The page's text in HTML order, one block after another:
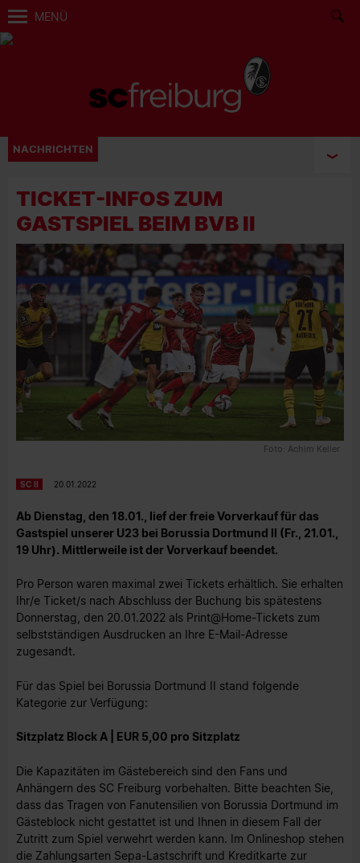
MENÜ
NACHRICHTEN
TICKET-INFOS ZUM
GASTSPIEL BEIM BVB II
Foto: Achim Keller
SC II 20.01.2022
Ab Dienstag, den 18.01. , lief der freie Vorverkauf für das
Gastspiel unserer U23 bei Borussia Dortmund II (Fr., 21.01.,
19 Uhr). Mittlerweile ist der Vorverkauf beendet.
Pro Person waren maximal zwei Tickets erhältlich. Sie erhalten
Ihr/e Ticket/s nach Abschluss der Buchung bis spätestens
Donnerstag, den 20.01.2022 als Print@Home-Tickets zum
selbstständigen Ausdrucken an Ihre E-Mail-Adresse
zugesandt.
Für das Spiel bei Borussia Dortmund II stand folgende
Kategorie zur Verfügung:
Sitzplatz Block A | EUR 5,00 pro Sitzplatz
Die Kapazitäten im Gästebereich sind den Fans und
Anhängern des SC Freiburg vorbehalten. Bitte beachten Sie,
dass das Tragen von Fanutensilien von Borussia Dortmund im
Gästeblock nicht gestattet ist und Ihnen in diesem Fall der
Zutritt zum Spiel verwehrt werden kann. Im Onlineshop stehen
die Zahlungsarten Sepa-Lastschrift und Kreditkarte zur